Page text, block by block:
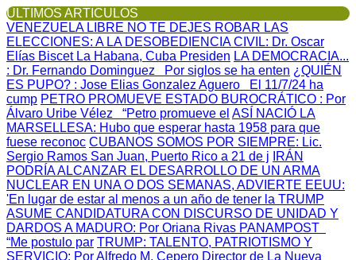
ULTIMOS ARTICULOS
VENEZUELA LIBRE NO TE DEJES ROBAR LAS
ELECCIONES: A LA DESOBEDIENCIA CIVIL: Dr. Oscar
Elías Biscet La Habana, Cuba Presiden LA DEMOCRACIA...
: Dr. Fernando Dominguez Por siglos se ha enten ¿QUIÉN
ES PUPO? : Jose Elias Gonzalez Aguero El 11/7/24 ha
cump PETRO PROMUEVE ESTADO BUROCRÁTICO : Por
Álvaro Uribe Vélez “Petro promueve el ASÍ NACIÓ LA
MARSELLESA: Hubo que esperar hasta 1958 para que
fuese reconoc CUBANOS SOMOS POR SIEMPRE: Lic.
Sergio Ramos San Juan, Puerto Rico a 21 de j
IRÁN
PODRÍA ALCANZAR EL DESARROLLO DE UN ARMA
NUCLEAR EN UNA O DOS SEMANAS, ADVIERTE EEUU:
'En lugar de estar al menos a un año de tener la TRUMP
ASUME CANDIDATURA CON DISCURSO DE UNIDAD Y
DARDOS A MADURO: Por Oriana Rivas PANAMPOST
“Me postulo par TRUMP: TALENTO, PATRIOTISMO Y
SERVICIO: Por Alfredo M. Cepero Director de La Nueva